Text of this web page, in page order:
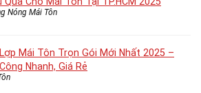
Nóng Mái Tôn
Mái Tôn Trọn Gói Mới Nhất 2025 –
Nhanh, Giá Rẻ